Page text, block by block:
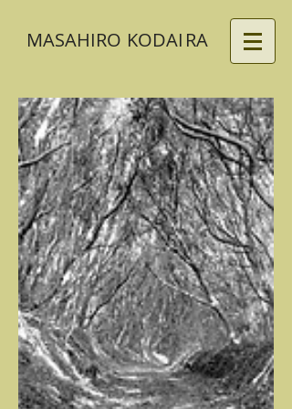
MASAHIRO KODAI RA